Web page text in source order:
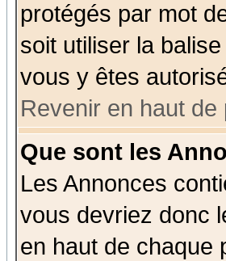
protégés par mot
soit utiliser la
vous y êtes
Revenir en haut de
Que sont les
Les Annonces
vous devriez donc
en haut de chaque